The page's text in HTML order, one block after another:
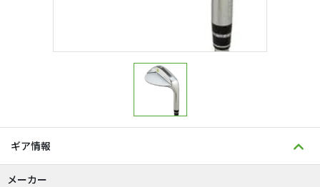
ギア情報
メーカー